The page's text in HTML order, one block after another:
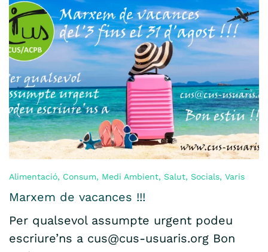
Alimentació, Consum, Medi Ambient, Salut, Socials, Varis
Marxem de vacances !!!
Per qualsevol assumpte urgent podeu
escriure’ns a cus@cus-usuaris.org Bon